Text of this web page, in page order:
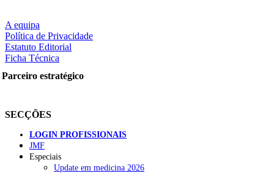
INEM vai contratar 200 novos técnicos de emergência pré-
Partilhe nas redes sociais:
A equipa
Política de Privacidade
Estatuto Editorial
Ficha Técnica
Parceiro estratégico
SECÇÕES
LOGIN PROFISSIONAIS
JMF
Especiais
Update em medicina 2026